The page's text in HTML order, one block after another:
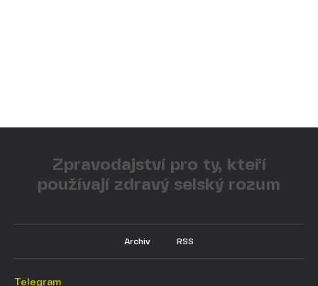
Zpravodajství pro ty, kteří
používají zdravý selský rozum
Archiv RSS
Telegram